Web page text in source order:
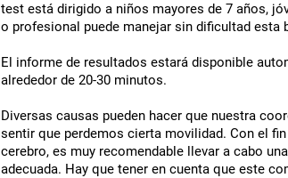
test está dirigido a niños mayores de 7 años,
o profesional puede manejar sin dificultad esta
El informe de resultados estará disponible
alrededor de 20-30 minutos.
Diversas causas pueden hacer que nuestra
sentir que perdemos cierta movilidad. Con el
cerebro, es muy recomendable llevar a cabo
adecuada. Hay que tener en cuenta que este